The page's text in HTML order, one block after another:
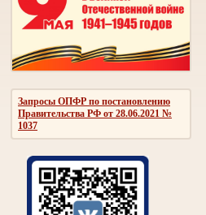
Запросы ОПФР по постановлению
Правительства РФ от 28.06.2021 №
1037